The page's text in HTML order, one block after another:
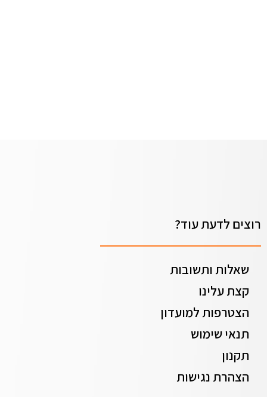
רוצים לדעת עוד?
שאלות ותשובות
קצת עלינו
הצטרפות למועדון
תנאי שימוש
תקנון
הצהרת נגישות